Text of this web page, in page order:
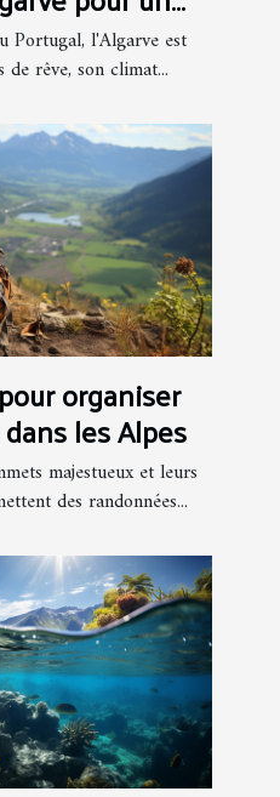
Portugal, l'Algarve est
rêve, son climat...
organiser
les Alpes
majestueux et leurs
des randonnées...